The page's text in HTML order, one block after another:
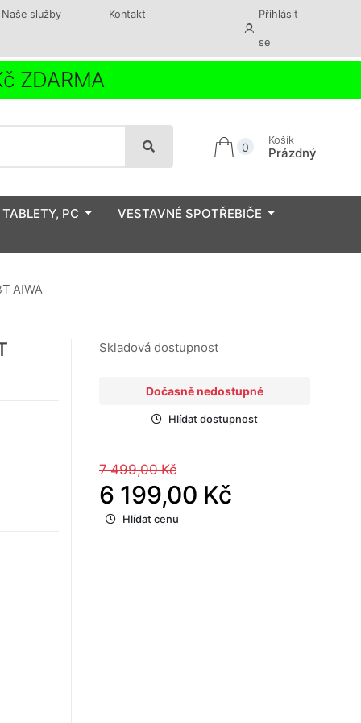
Naše služby Kontakt Přihlásit
se
ZDARMA
0
Košík
Prázdný
PC VESTAVNÉ SPOTŘEBIČE
AIWA
Skladová dostupnost
Dočasně nedostupné
Hlídat dostupnost
7 499,00 Kč
6 199,00 Kč
Hlídat cenu